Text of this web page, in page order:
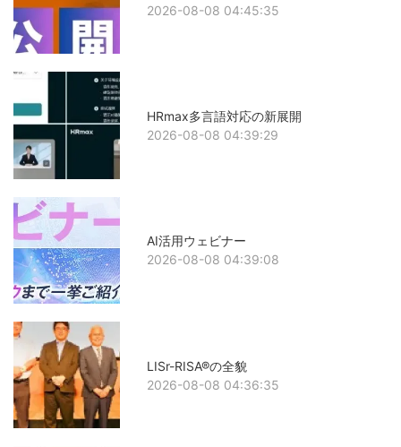
2026-08-08 04:45:35
HRmax多言語対応の新展開
2026-08-08 04:39:29
AI活用ウェビナー
2026-08-08 04:39:08
LISr-RISA®の全貌
2026-08-08 04:36:35